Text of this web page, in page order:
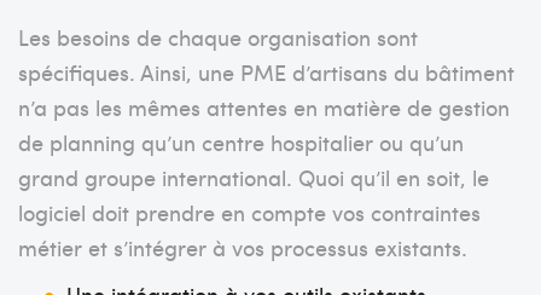
Les besoins de chaque organisation sont
spécifiques. Ainsi, une PME d’artisans du bâtiment
n’a pas les mêmes attentes en matière de gestion
de planning qu’un centre hospitalier ou qu’un
grand groupe international. Quoi qu’il en soit, le
logiciel doit prendre en compte vos contraintes
métier et s’intégrer à vos processus existants.